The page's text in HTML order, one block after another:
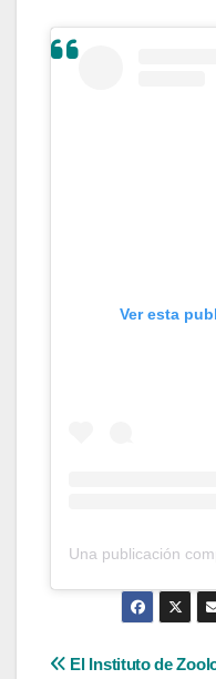
Ver esta
Una publicación
El Instituto de